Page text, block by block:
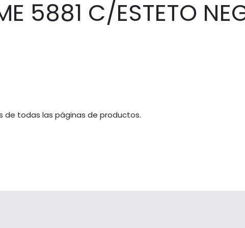
5881 C/ESTETO
todas las páginas de productos.